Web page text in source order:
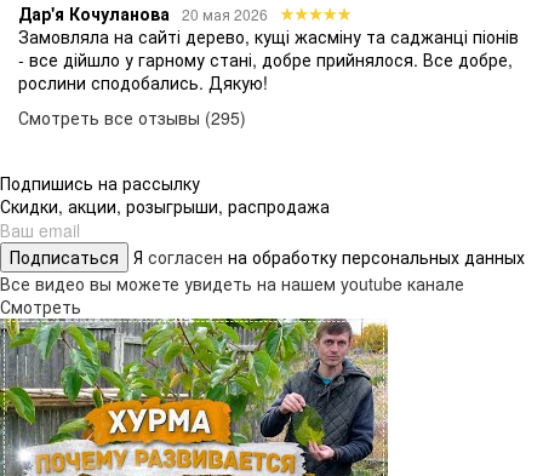
Дар'я Кочуланова 20 мая 2026
Замовляла на сайті дерево, кущі жасміну та саджанці піонів
- все дійшло у гарному стані, добре прийнялося. Все добре,
рослини сподобались. Дякую!
Смотреть все отзывы (295)
Подпишись на рассылку
Скидки, акции, розыгрыши, распродажа
Подписаться Я согласен на обработку персональных данных
Все видео вы можете увидеть на нашем youtube канале
Смотреть